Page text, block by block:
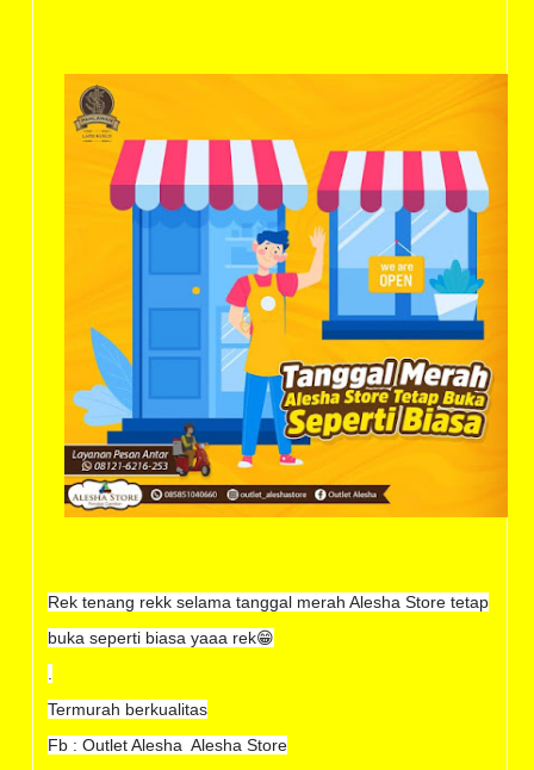
Rek tenang rekk selama tanggal merah Alesha Store tetap
buka seperti biasa yaaa rek😁
Termurah berkualitas
Fb : Outlet Alesha Alesha Store